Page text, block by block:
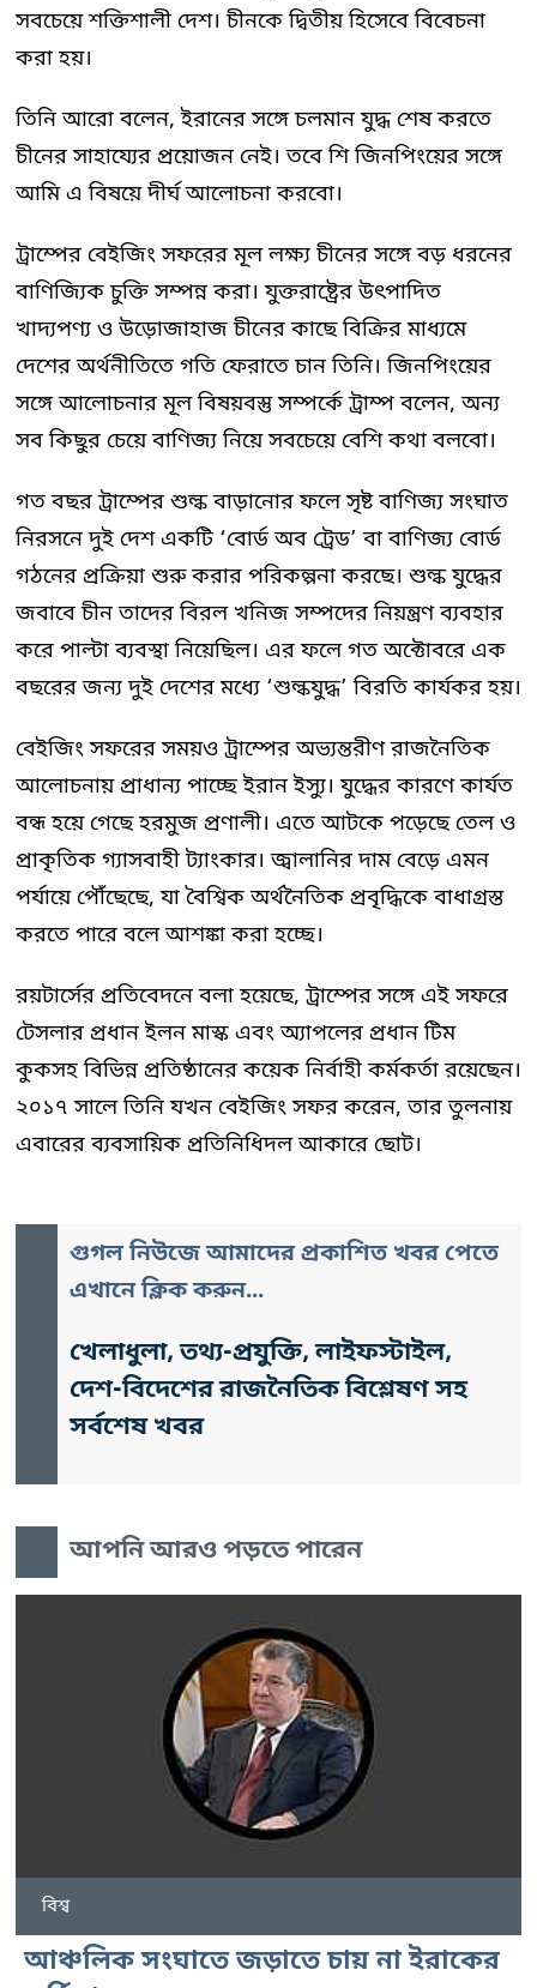
সবচেয়ে শক্তিশালী দেশ। চীনকে দ্বিতীয় হিসেবে বিবেচনা
করা হয়।
তিনি আরো বলেন, ইরানের সঙ্গে চলমান যুদ্ধ শেষ করতে
চীনের সাহায্যের প্রয়োজন নেই। তবে শি জিনপিংয়ের সঙ্গে
আমি এ বিষয়ে দীর্ঘ আলোচনা করবো।
ট্রাম্পের বেইজিং সফরের মূল লক্ষ্য চীনের সঙ্গে বড় ধরনের
বাণিজ্যিক চুক্তি সম্পন্ন করা। যুক্তরাষ্ট্রের উৎপাদিত
খাদ্যপণ্য ও উড়োজাহাজ চীনের কাছে বিক্রির মাধ্যমে
দেশের অর্থনীতিতে গতি ফেরাতে চান তিনি। জিনপিংয়ের
সঙ্গে আলোচনার মূল বিষয়বস্তু সম্পর্কে ট্রাম্প বলেন, অন্য
সব কিছুর চেয়ে বাণিজ্য নিয়ে সবচেয়ে বেশি কথা বলবো।
গত বছর ট্রাম্পের শুল্ক বাড়ানোর ফলে সৃষ্ট বাণিজ্য সংঘাত
নিরসনে দুই দেশ একটি ‘বোর্ড অব ট্রেড’ বা বাণিজ্য বোর্ড
গঠনের প্রক্রিয়া শুরু করার পরিকল্পনা করছে। শুল্ক যুদ্ধের
জবাবে চীন তাদের বিরল খনিজ সম্পদের নিয়ন্ত্রণ ব্যবহার
করে পাল্টা ব্যবস্থা নিয়েছিল। এর ফলে গত অক্টোবরে এক
বছরের জন্য দুই দেশের মধ্যে ‘শুল্কযুদ্ধ’ বিরতি কার্যকর হয়।
বেইজিং সফরের সময়ও ট্রাম্পের অভ্যন্তরীণ রাজনৈতিক
আলোচনায় প্রাধান্য পাচ্ছে ইরান ইস্যু। যুদ্ধের কারণে কার্যত
বন্ধ হয়ে গেছে হরমুজ প্রণালী। এতে আটকে পড়েছে তেল ও
প্রাকৃতিক গ্যাসবাহী ট্যাংকার। জ্বালানির দাম বেড়ে এমন
পর্যায়ে পৌঁছেছে, যা বৈশ্বিক অর্থনৈতিক প্রবৃদ্ধিকে বাধাগ্রস্ত
করতে পারে বলে আশঙ্কা করা হচ্ছে।
রয়টার্সের প্রতিবেদনে বলা হয়েছে, ট্রাম্পের সঙ্গে এই সফরে
টেসলার প্রধান ইলন মাস্ক এবং অ্যাপলের প্রধান টিম
কুকসহ বিভিন্ন প্রতিষ্ঠানের কয়েক নির্বাহী কর্মকর্তা রয়েছেন।
২০১৭ সালে তিনি যখন বেইজিং সফর করেন, তার তুলনায়
এবারের ব্যবসায়িক প্রতিনিধিদল আকারে ছোট।
গুগল নিউজে আমাদের প্রকাশিত খবর পেতে
এখানে ক্লিক করুন...
খেলাধুলা, তথ্য-প্রযুক্তি, লাইফস্টাইল,
দেশ-বিদেশের রাজনৈতিক বিশ্লেষণ সহ
সর্বশেষ খবর
আপনি আরও পড়তে পারেন
বিশ্ব
আঞ্চলিক সংঘাতে জড়াতে চায় না ইরাকের